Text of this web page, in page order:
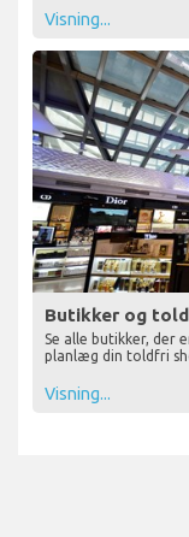
Visning...
Butikker og
Se alle butikker, der
planlæg din toldfri
Visning...